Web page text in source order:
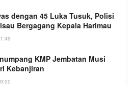
dengan 45 Luka Tusuk, Polisi
Bergagang Kepala Harimau
KMP Jembatan Musi
Kebanjiran